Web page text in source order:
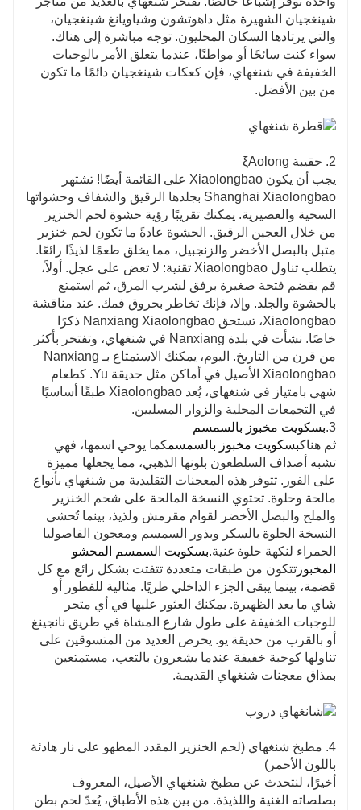
شينغجيان الشهيرة مثل داهوتشون وشياويانغ شينغجيان،
والتي يرتادها السكان المحليون. توجه مباشرة إلى هناك.
سواء كنت سائحًا أو مواطنًا، عندما يتعلق الأمر بالوجبات
الخفيفة في شنغهاي، فإن كعكات شينغجيان دائمًا ما تكون
من بين الأفضل.
2. حقيبة ξAolong
يجب أن يكون Xiaolongbao على القائمة أيضًا! تشتهر
Shanghai Xiaolongbao بجلدها الرقيق والشفاف وحشواتها
السخية والعصيرية. يمكنك تقريبًا رؤية حشوة لحم الخنزير
من خلال العجين الرقيق. الحشوة عادةً ما تكون لحم خنزير
متبل بالبصل الأخضر والزنجبيل، مما يخلق طعمًا لذيذًا رائعًا.
يتطلب تناول Xiaolongbao تقنية: لا تعض على عجل. أولاً،
قم بقضم فتحة صغيرة برفق لشرب المرق، ثم استمتع
بالحشوة والجلد. وإلا، فإنك تخاطر بحروق فمك. عند مناقشة
Xiaolongbao، تستحق Nanxiang Xiaolongbao ذكرًا
خاصًا. نشأت في بلدة Nanxiang في شنغهاي، وتفتخر بأكثر
من قرن من التاريخ. اليوم، يمكنك الاستمتاع بـ Nanxiang
Xiaolongbao الأصيل في أماكن مثل حديقة Yu. كطعام
شهي بامتياز في شنغهاي، يُعد Xiaolongbao طبقًا أساسيًا
في التجمعات المحلية والزوار المسليين.
3. بسكويت مخبوز بالسمسم
ثم هناكبسكويت مخبوز بالسمسمكما يوحي اسمها، فهي
تشبه أصداف السلطعون بلونها الذهبي، مما يجعلها مميزة
على الفور. تتوفر هذه المعجنات التقليدية من شنغهاي بأنواع
مالحة وحلوة. تحتوي النسخة المالحة على شحم الخنزير
والملح والبصل الأخضر لقوام مقرمش ولذيذ، بينما تُحشى
النسخة الحلوة بالسكر وبذور السمسم ومعجون الفاصوليا
الحمراء لنكهة حلوة غنية.بسكويت السمسم المحشو
المخبوز تتكون من طبقات متعددة تتفتت بشكل رائع مع كل
قضمة، بينما يبقى الجزء الداخلي طريًا. مثالية للفطور أو
شاي ما بعد الظهيرة. يمكنك العثور عليها في أي متجر
للوجبات الخفيفة على طول شارع المشاة في طريق نانجينغ
أو بالقرب من حديقة يو. يحرص العديد من المتسوقين على
تناولها كوجبة خفيفة عندما يشعرون بالتعب، مستمتعين
بمذاق معجنات شنغهاي القديمة.
4. مطبخ شنغهاي (لحم الخنزير المقدد المطهو ​​على نار هادئة
باللون الأحمر)
أخيرًا، لنتحدث عن مطبخ شنغهاي الأصيل، المعروف
بصلصاته الغنية واللذيذة. من بين هذه الأطباق، يُعدّ لحم بطن